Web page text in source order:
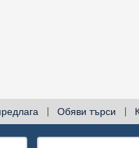
Обяви търси